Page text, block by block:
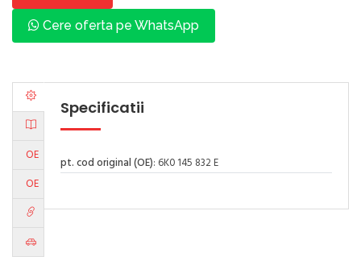
Cere oferta pe WhatsApp
OE
OE
Specificatii
pt. cod original (OE): 6K0 145 832 E